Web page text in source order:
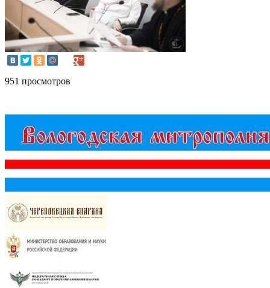
951 просмотров